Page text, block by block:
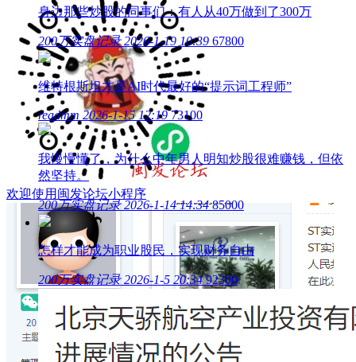
欢迎使用闽发论坛小程序
身边那些炒股的同事们：有人从40万做到了300万
200万实盘记录 2026-1-19 10:39 67800
维特根斯坦才是AI时代最好的“提示词工程师”
readmm 2026-1-15 12:19 73100
我慢慢懂了，为什么中年男人明知炒股很难赚钱，但依
然坚持。
200万实盘记录 2026-1-14 14:34 85000
怎样才能成为职业股民，实现财务自由
200万实盘记录 2026-1-5 20:34 92300